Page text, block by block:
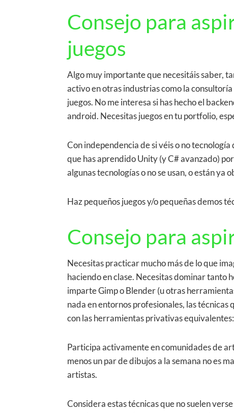
Consejo para
juegos
Algo muy importante que necesitáis saber,
activo en otras industrias como la
juegos. No me interesa si has hecho el
android. Necesitas juegos en tu portfolio,
Con independencia de si véis o no
que has aprendido Unity (y C# avanzado)
algunas tecnologías o no se usan, o están ya
Haz pequeños juegos y/o pequeñas demos
Consejo para
Necesitas practicar mucho más de lo que
haciendo en clase. Necesitas dominar tanto
imparte Gimp o Blender (u otras
nada en entornos profesionales, las
con las herramientas privativas
Participa activamente en comunidades de
menos un par de dibujos a la semana no es
artistas.
Considera estas técnicas que no suelen